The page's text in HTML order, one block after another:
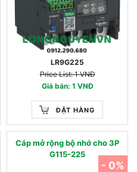
LR9G225
Price List: 1 VNĐ
Giá bán: 1 VNĐ
ĐẶT HÀNG
Cáp mở rộng bộ nhớ cho 3P
G115-225
- 0%